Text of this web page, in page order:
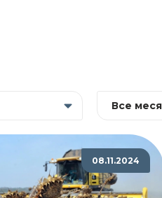
Все
08.11.2024